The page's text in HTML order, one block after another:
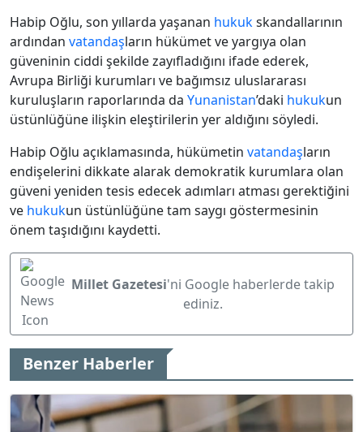
Habip Oğlu, son yıllarda yaşanan hukukskandallarının
ardından vatandaşların hükümet ve yargıya olan
güveninin ciddi şekilde zayıfladığını ifade ederek,
Avrupa Birliği kurumları ve bağımsız uluslararası
kuruluşların raporlarında da Yunanistan’daki hukukun
üstünlüğüne ilişkin eleştirilerin yer aldığını söyledi.
Habip Oğlu açıklamasında, hükümetin vatandaşların
endişelerini dikkate alarak demokratik kurumlara olan
güveni yeniden tesis edecek adımları atması gerektiğini
ve hukukun üstünlüğüne tam saygı göstermesinin
önem taşıdığını kaydetti.
Millet Gazetesi'ni Google haberlerde takip
ediniz.
Benzer Haberler